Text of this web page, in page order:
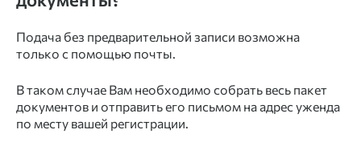
Подача без предварительной записи возможна
только с помощью почты.
В таком случае Вам необходимо собрать весь пакет
документов и отправить его письмом на адрес уженда
по месту вашей регистрации.